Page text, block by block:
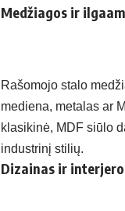
Medžiagos ir
Rašomojo stalo
mediena, metalas ar
klasikinė, MDF siūlo
industrinį stilių.
Dizainas ir